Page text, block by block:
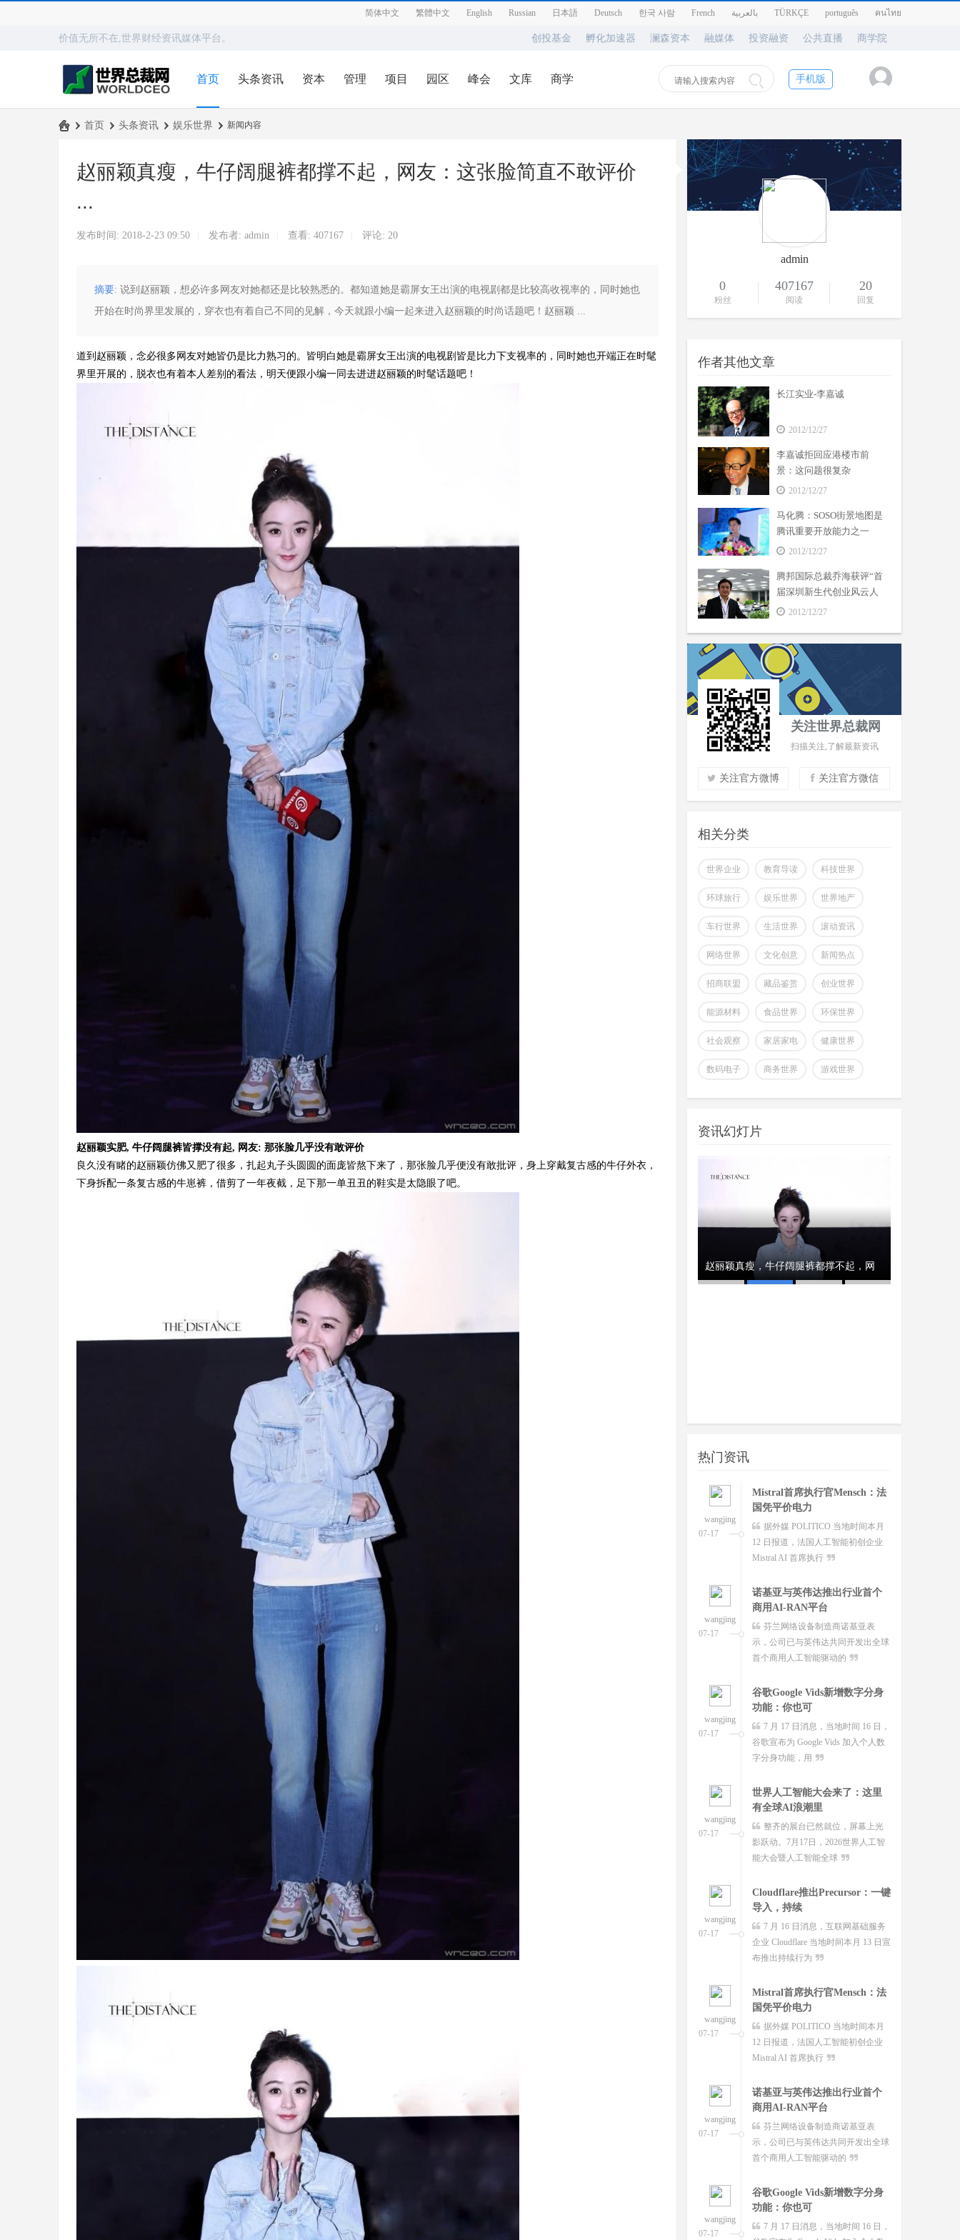
简体中文 繁體中文 English Russian 日本語 Deutsch 한국 사람 French بالعربية TÜRKÇE português คนไทย
价值无所不在,世界财经资讯媒体平台。 创投基金 孵化加速器 澜森资本 融媒体 投资融资 公共直播 商学院
首页 头条资讯 资本 管理 项目 园区 峰会 文库 商学 手机版
› 首页 › 头条资讯 › 娱乐世界 › 新闻内容
赵丽颖真瘦，牛仔阔腿裤都撑不起，网友：这张脸简直不敢评价 ​
...
发布时间: 2018-2-23 09:50 发布者: admin 查看: 407167 评论: 20
摘要: 说到赵丽颖，想必许多网友对她都还是比较熟悉的。都知道她是霸屏女王出演的电视剧都是比较高收视率的，同时她也
开始在时尚界里发展的，穿衣也有着自己不同的见解，今天就跟小编一起来进入赵丽颖的时尚话题吧！赵丽颖 ...
道到赵丽颖，念必很多网友对她皆仍是比力熟习的。皆明白她是霸屏女王出演的电视剧皆是比力下支视率的，同时她也开端正在时髦
界里开展的，脱衣也有着本人差别的看法，明天便跟小编一同去进进赵丽颖的时髦话题吧！
赵丽颖实肥, 牛仔阔腿裤皆撑没有起, 网友: 那张脸几乎没有敢评价
良久没有睹的赵丽颖仿佛又肥了很多，扎起丸子头圆圆的面庞皆熬下来了，那张脸几乎便没有敢批评，身上穿戴复古感的牛仔外衣，
下身拆配一条复古感的牛崽裤，借剪了一年夜截，足下那一单丑丑的鞋实是太隐眼了吧。
admin
0
粉丝
407167
阅读
20
回复
作者其他文章
长江实业-李嘉诚
2012/12/27
李嘉诚拒回应港楼市前
景：这问题很复杂
2012/12/27
马化腾：SOSO街景地图是
腾讯重要开放能力之一
2012/12/27
腾邦国际总裁乔海获评“首
届深圳新生代创业风云人
物”2012/12/27
关注世界总裁网
扫描关注,了解最新资讯
关注官方微博 关注官方微信
掌握市场风云动态
改变你所看到的世界
关注世界总裁网
扫描关注,了解最新资讯
关注官方微博 关注官方微信
实时了解财经信息
改变你所看到的世界
相关分类
世界企业 教育导读 科技世界
环球旅行 娱乐世界 世界地产
车行世界 生活世界 滚动资讯
网络世界 文化创意 新闻热点
招商联盟 藏品鉴赏 创业世界
能源材料 食品世界 环保世界
社会观察 家居家电 健康世界
数码电子 商务世界 游戏世界
资讯幻灯片
经济工作会议！未来三年经济方向已明
2023年全球创新指数：瑞士、瑞典和美
国领跑
赵丽颖真瘦，牛仔阔腿裤都撑不起，网
友：这
经济工作会议！未来三年经济方向已明
开工首日晒“红包”！腾讯员工破晓3点列
队
热门资讯
07-17
wangjing
超越Opus 4.7美国顶级大模型
Kimi K3即将发
这个月会有多款国产重量级大模
型发布，除了DeepSeek V4正式版之
外，最受关注的当属月
据外媒 POLITICO 当地时间本月
07-17
wangjing
诺基亚与英伟达推出行业首个
商用AI-RAN平台
芬兰网络设备制造商诺基亚表
示，公司已与英伟达共同开发出全球
首个商用人工智能驱动的
07-17
wangjing
谷歌Google Vids新增数字分身
功能：你也可
7 月 17 日消息，当地时间 16 日，
谷歌宣布为 Google Vids 加入个人数
字分身功能，用
07-17
wangjing
世界人工智能大会来了：这里
有全球AI浪潮里
整齐的展台已然就位，屏幕上光
影跃动。7月17日，2026世界人工智
能大会暨人工智能全球
07-17
wangjing
Cloudflare推出Precursor：一键
导入，持续
7 月 16 日消息，互联网基础服务
企业 Cloudflare 当地时间本月 13 日宣
布推出持续行为
07-17
wangjing
苹果AI有啥用？Apple
Intelligence这些功能
等了两年，国行苹果AI终于要来
了。7月15日，网信办发布公
告，"Apple智能"正式完成备案
07-17
wangjing
OpenAI前女CTO创业发布首款
AI模型：借鉴中
穆拉蒂凤凰网科技讯 北京时间7月
16日，据《华尔街日报》报道，
OpenAI前首席技术官米拉
07-17
wangjing
全球首个可变形个人机器人，
上纬新材启元T1
上纬新材今日官宣，全球首个可
变形个人机器人 —— 启元 T，正式
登场。据介绍，上纬新
07-17
wangjing
超越Opus 4.7美国顶级大模型
Kimi K3即将发
这个月会有多款国产重量级大模
型发布，除了DeepSeek V4正式版之
外，最受关注的当属月
07-17
wangjing
澳大利亚将推出其人工智能标
准并在政府内设
澳大利亚联邦政府当地时间今日
宣布将推出其人工智能标准并在总理
和内阁部内设立人工智
07-17
wangjing
Mistral首席执行官Mensch：法
国凭平价电力
据外媒 POLITICO 当地时间本月
12 日报道，法国人工智能初创企业
Mistral AI 首席执行
07-17
wangjing
诺基亚与英伟达推出行业首个
商用AI-RAN平台
芬兰网络设备制造商诺基亚表
示，公司已与英伟达共同开发出全球
首个商用人工智能驱动的
07-17
wangjing
谷歌Google Vids新增数字分身
功能：你也可
7 月 17 日消息，当地时间 16 日，
谷歌宣布为 Google Vids 加入个人数
字分身功能，用
07-17
wangjing
世界人工智能大会来了：这里
有全球AI浪潮里
整齐的展台已然就位，屏幕上光